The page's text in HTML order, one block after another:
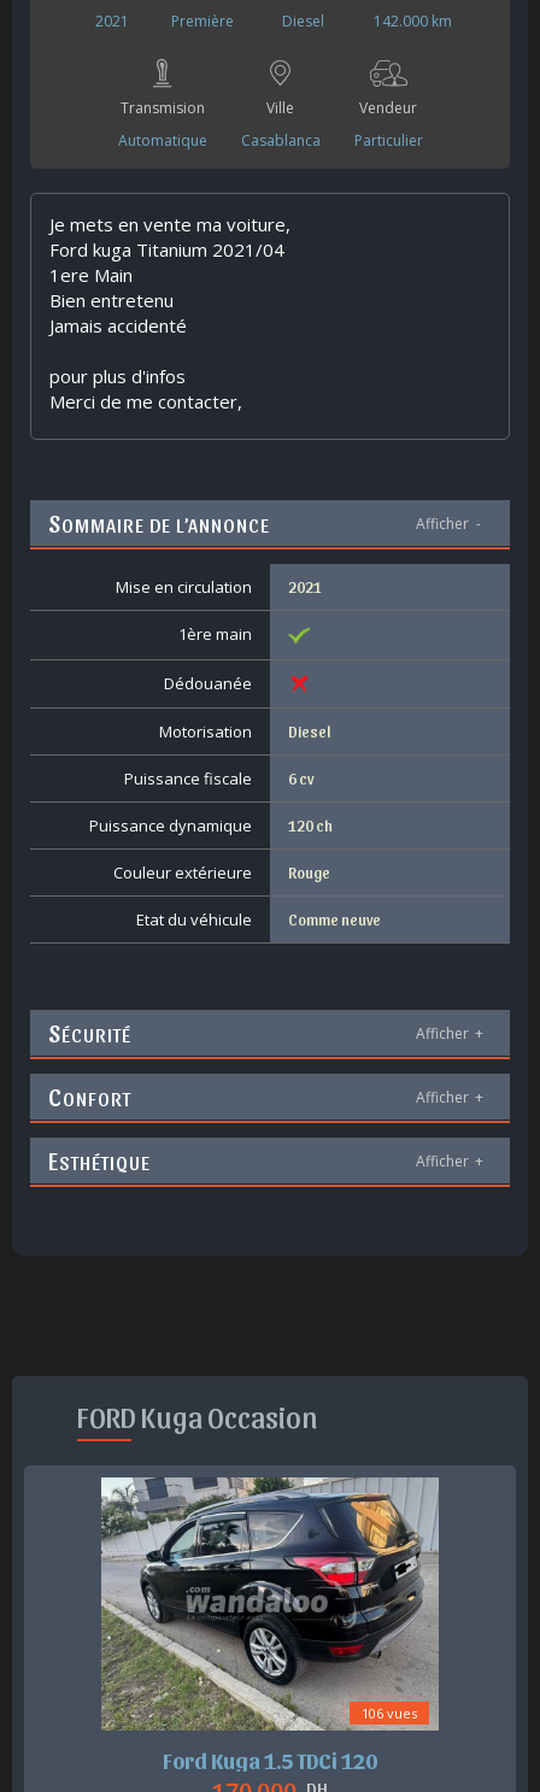
2021
Première
Diesel
142.000 km
Transmision
Automatique
Ville
Casablanca
Vendeur
Particulier
Je mets en vente ma voiture,
Ford kuga Titanium 2021/04
1ere Main
Bien entretenu
Jamais accidenté
pour plus d'infos
Merci de me contacter,
SOMMAIRE DE L’ANNONCE Afficher -
Mise en circulation 2021
1ère main
Dédouanée
Motorisation Diesel
Puissance fiscale 6 cv
Puissance dynamique 120 ch
Couleur extérieure Rouge
Etat du véhicule Comme neuve
SÉCURITÉ Afficher +
CONFORT Afficher +
ESTHÉTIQUE Afficher +
FORD Kuga Occasion
106 vues
Ford Kuga 1.5 TDCi 120